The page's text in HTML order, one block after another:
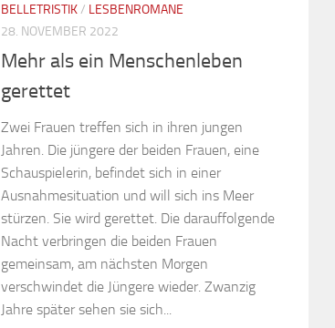
BELLETRISTIK/ LESBENROMANE
28. NOVEMBER 2022
Mehr als ein Menschenleben
gerettet
Zwei Frauen treffen sich in ihren jungen
Jahren. Die jüngere der beiden Frauen, eine
Schauspielerin, befindet sich in einer
Ausnahmesituation und will sich ins Meer
stürzen. Sie wird gerettet. Die darauffolgende
Nacht verbringen die beiden Frauen
gemeinsam, am nächsten Morgen
verschwindet die Jüngere wieder. Zwanzig
Jahre später sehen sie sich...